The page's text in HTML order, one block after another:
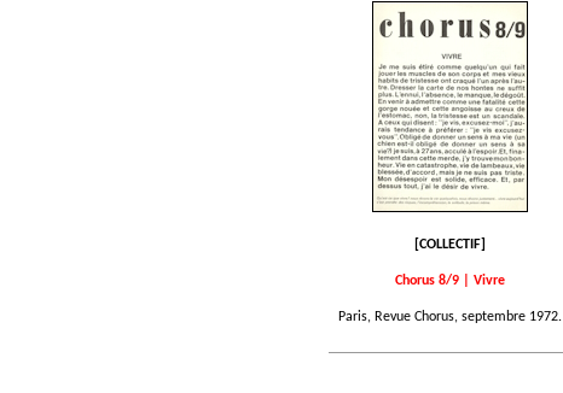
[COLLECTIF]
Chorus 8/9 | Vivre
Paris, Revue Chorus, septembre 1972.